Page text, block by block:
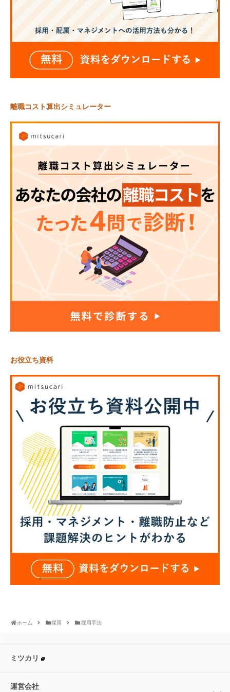
離職コスト算出シミュレーター
お役立ち資料
ホーム 採用 採用手法
ミツカリ
運営会社